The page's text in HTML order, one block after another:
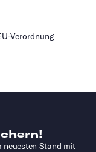
Verordnung
neuesten Stand mit